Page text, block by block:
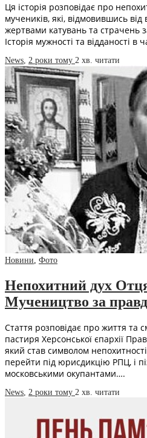
Ця історія розповідає про
мучеників, які, відмовившись від
жертвами катувань та страчень
Історія мужності та відданості в
News 2 роки тому 2 хв. читати
Новини Фото
Непохитний дух
Мучеництво за
Стаття розповідає про життя та
пастиря Херсонської єпархії
який став символом
перейти під юрисдикцію РПЦ, і
московськими окупантами….
News, 2 роки тому 2 хв. читати